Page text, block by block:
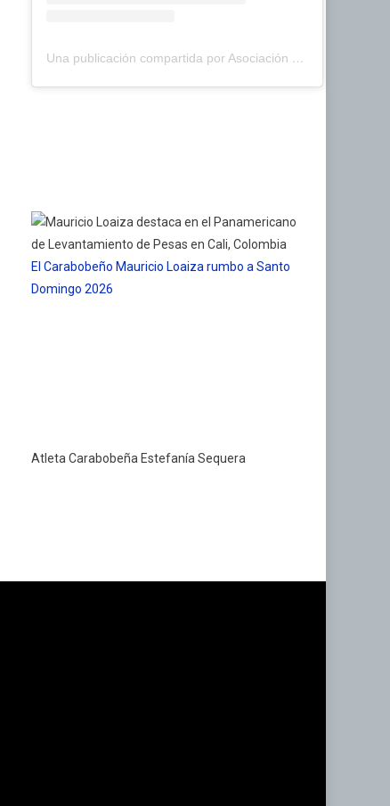
Una publicación compartida por Asociación de Pádel del Estado Carabobo (@asopadelcarabobo)
El Carabobeño Mauricio Loaiza rumbo a Santo
Domingo 2026
Atleta Carabobeña Estefanía Sequera